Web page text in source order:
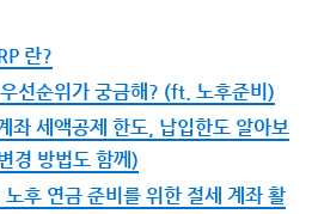
란?
선순위가 궁금해? (ft. 노후준비)
좌 세액공제 한도, 납입한도 알아보
경 방법도 함께)
후 연금 준비를 위한 절세 계좌 활